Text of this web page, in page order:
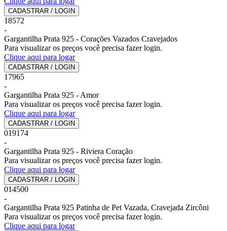
CADASTRAR / LOGIN
18572
-
Gargantilha Prata 925 - Corações Vazados Cravejados
Para visualizar os preços você precisa fazer login.
Clique aqui para logar
CADASTRAR / LOGIN
17965
-
Gargantilha Prata 925 - Amor
Para visualizar os preços você precisa fazer login.
Clique aqui para logar
CADASTRAR / LOGIN
019174
-
Gargantilha Prata 925 - Riviera Coração
Para visualizar os preços você precisa fazer login.
Clique aqui para logar
CADASTRAR / LOGIN
014500
-
Gargantilha Prata 925 Patinha de Pet Vazada, Cravejada Zircôni
Para visualizar os preços você precisa fazer login.
Clique aqui para logar